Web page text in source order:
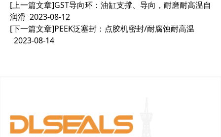
[上一篇文章]GST导向环：油缸支撑、导向，耐磨耐高温自
润滑 2023-08-12
[下一篇文章]PEEK泛塞封：点胶机密封/耐腐蚀耐高温
2023-08-14